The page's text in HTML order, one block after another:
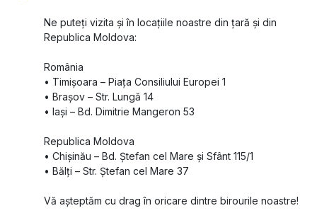
Ne puteți vizita și în locațiile noastre din țară și din
Republica Moldova:
România
•⁠ ⁠Timișoara – Piața Consiliului Europei 1
•⁠ ⁠Brașov – Str. Lungă 14
•⁠ ⁠Iași – Bd. Dimitrie Mangeron 53
Republica Moldova
•⁠ ⁠Chișinău – Bd. Ștefan cel Mare și Sfânt 115/1
•⁠ ⁠Bălți – Str. Ștefan cel Mare 37
Vă așteptăm cu drag în oricare dintre birourile noastre!